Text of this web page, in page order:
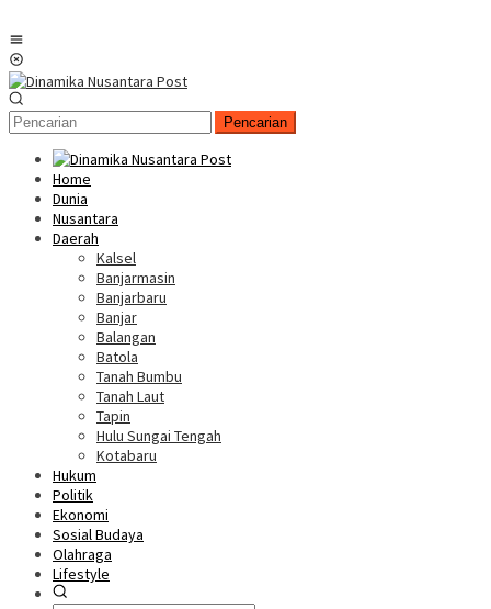
Pencarian
Home
Dunia
Nusantara
Daerah
Kalsel
Banjarmasin
Banjarbaru
Banjar
Balangan
Batola
Tanah Bumbu
Tanah Laut
Tapin
Hulu Sungai Tengah
Kotabaru
Hukum
Politik
Ekonomi
Sosial Budaya
Olahraga
Lifestyle